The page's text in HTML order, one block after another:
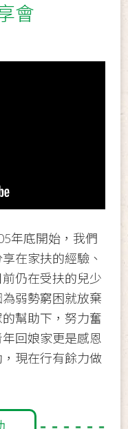
會
年底開始，我們
在家扶的經驗、
仍在受扶的兒少
弱勢窮困就放棄
幫助下，努力奮
回娘家更是感恩
現在行有餘力做